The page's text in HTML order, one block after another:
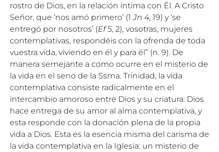
rostro de Dios, en la relación íntima con Él. A Cristo
Señor, que ‘nos amó primero’ (1Jn 4, 19) y ‘se
entregó por nosotros’ (Ef5, 2), vosotras, mujeres
contemplativas, respondéis con la ofrenda de toda
vuestra vida, viviendo en él y para él” (n. 9). De
manera semejante a como ocurre en el misterio de
la vida en el seno de la Ssma. Trinidad, la vida
contemplativa consiste radicalmente en el
intercambio amoroso entre Dios y su criatura: Dios
hace entrega de su amor al alma contemplativa, y
esta responde con la donación plena de la propia
vida a Dios. Esta es la esencia misma del carisma de
la vida contemplativa en la Iglesia: un misterio de